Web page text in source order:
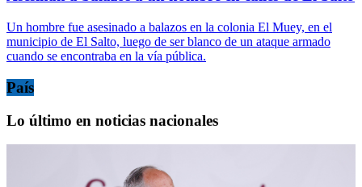
Un hombre fue asesinado a balazos en la colonia El Muey, en el
municipio de El Salto, luego de ser blanco de un ataque armado
cuando se encontraba en la vía pública.
País
Lo último en noticias nacionales